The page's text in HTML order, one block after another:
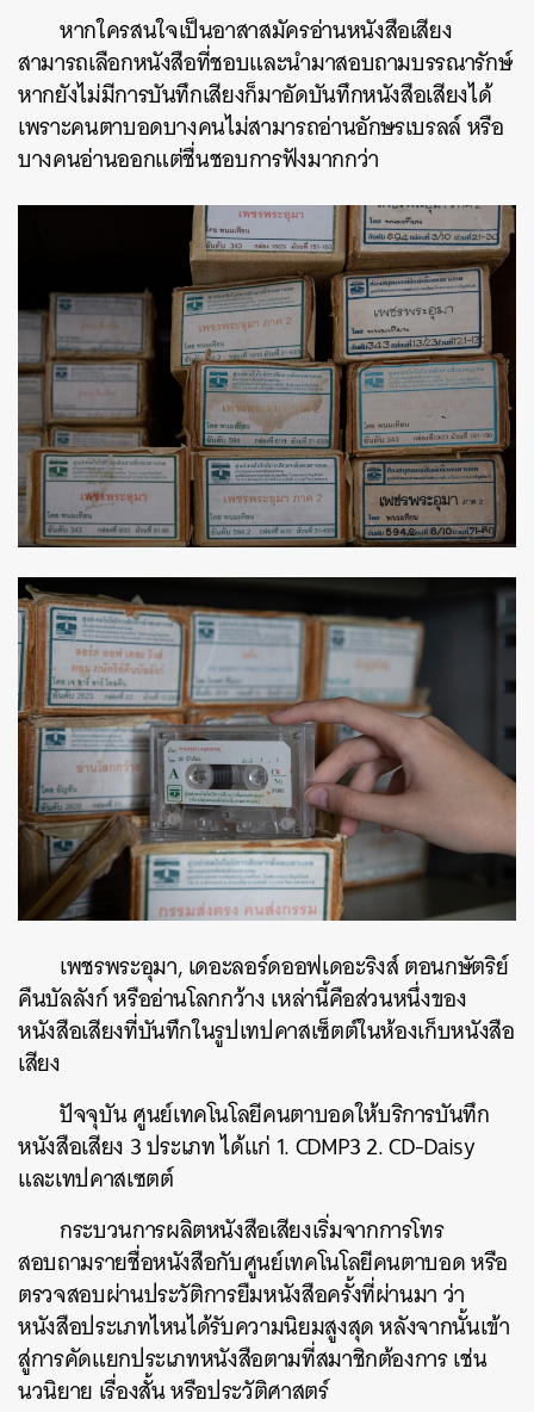
หากใครสนใจเป็นอาสาสมัครอ่านหนังสือเสียง
สามารถเลือกหนังสือที่ชอบและนำมาสอบถามบรรณารักษ์
หากยังไม่มีการบันทึกเสียงก็มาอัดบันทึกหนังสือเสียงได้
เพราะคนตาบอดบางคนไม่สามารถอ่านอักษรเบรลล์ หรือ
บางคนอ่านออกแต่ชื่นชอบการฟังมากกว่า
เพชรพระอุมา, เดอะลอร์ดออฟเดอะริงส์ ตอนกษัตริย์
คืนบัลลังก์ หรืออ่านโลกกว้าง เหล่านี้คือส่วนหนึ่งของ
หนังสือเสียงที่บันทึกในรูปเทปคาสเซ็ตต์ในห้องเก็บหนังสือ
เสียง
ปัจจุบัน ศูนย์เทคโนโลยีคนตาบอดให้บริการบันทึก
หนังสือเสียง 3 ประเภท ได้แก่ 1. CDMP3 2. CD-Daisy
และเทปคาสเซตต์
กระบวนการผลิตหนังสือเสียงเริ่มจากการโทร
สอบถามรายชื่อหนังสือกับศูนย์เทคโนโลยีคนตาบอด หรือ
ตรวจสอบผ่านประวัติการยืมหนังสือครั้งที่ผ่านมา ว่า
หนังสือประเภทไหนได้รับความนิยมสูงสุด หลังจากนั้นเข้า
สู่การคัดแยกประเภทหนังสือตามที่สมาชิกต้องการ เช่น
นวนิยาย เรื่องสั้น หรือประวัติศาสตร์